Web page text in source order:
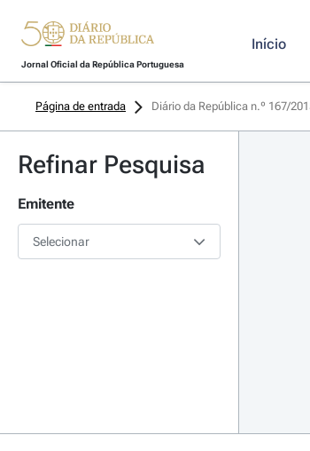
Jornal Oficial da República Portuguesa
Início
Página de entrada Diário da República n.º 167/
Refinar Pesquisa
Emitente
Selecionar